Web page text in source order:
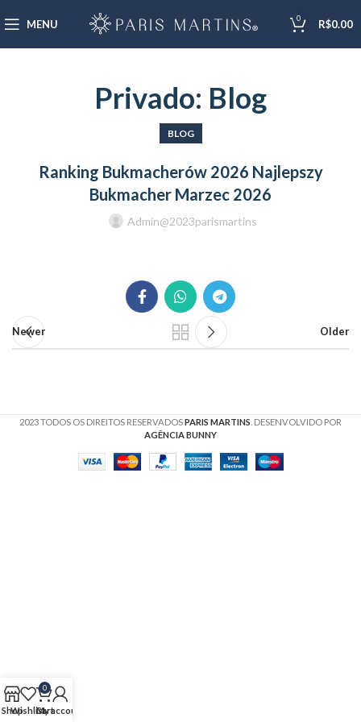
MENU 0 R$0.00
Privado: Blog
BLOG
Ranking Bukmacherów 2026 Najlepszy
Bukmacher Marzec 2026
Admin@2023parismartins
Newer Older
2023 TODOS OS DIREITOS RESERVADOSPARIS MARTINS . DESENVOLVIDO POR
AGÊNCIA BUNNY
ShopWishlist
0
Cart
My account